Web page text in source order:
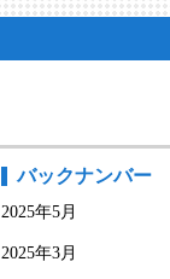
バックナンバー
2025年5月
2025年3月